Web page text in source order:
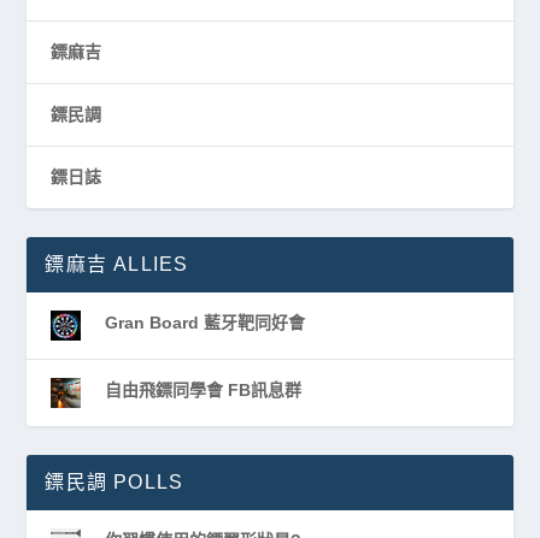
鏢麻吉
鏢民調
鏢日誌
鏢麻吉 ALLIES
Gran Board 藍牙靶同好會
自由飛鏢同學會 FB訊息群
鏢民調 POLLS